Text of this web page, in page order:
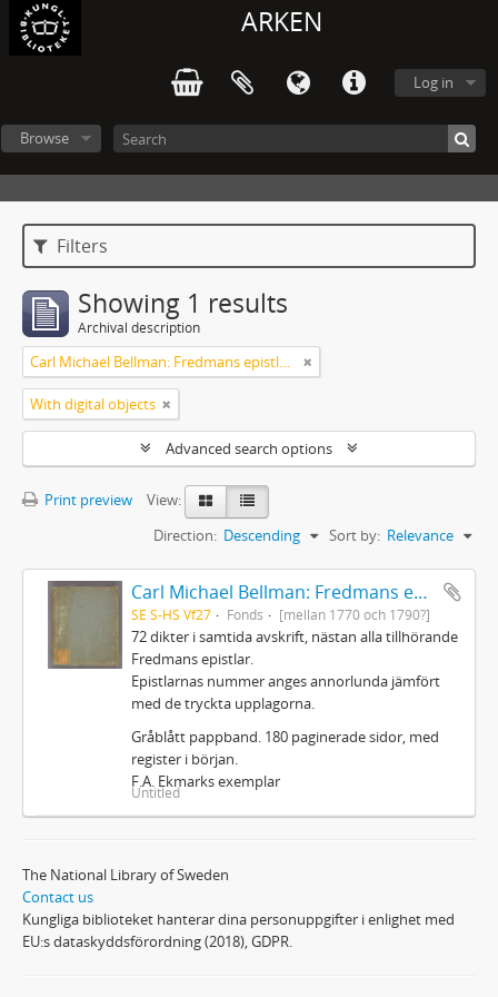
ARKEN
Log in
Browse
Filters
Showing 1 results
Archival description
Carl Michael Bellman: Fredmans epistlar m.m.
With digital objects
Advanced search options
Print preview
View:
Sort by: Relevance
Direction: Descending
Carl Michael Bellman: Fredmans epistlar m.m.
SE S-HS Vf27 Fonds [mellan 1770 och 1790?]
72 dikter i samtida avskrift, nästan alla tillhörande
Fredmans epistlar.
Epistlarnas nummer anges annorlunda jämfört
med de tryckta upplagorna.
Gråblått pappband. 180 paginerade sidor, med
register i början.
F.A. Ekmarks exemplar
Untitled
The National Library of Sweden
Contact us
Kungliga biblioteket hanterar dina personuppgifter i enlighet med
EU:s dataskyddsförordning (2018), GDPR.